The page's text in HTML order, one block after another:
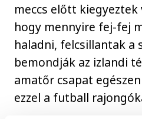
meccs előtt kiegyeztek
hogy mennyire fej-fej
haladni, felcsillantak a
bemondják az izlandi
amatőr csapat
ezzel a futball